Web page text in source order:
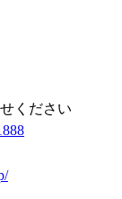
ください